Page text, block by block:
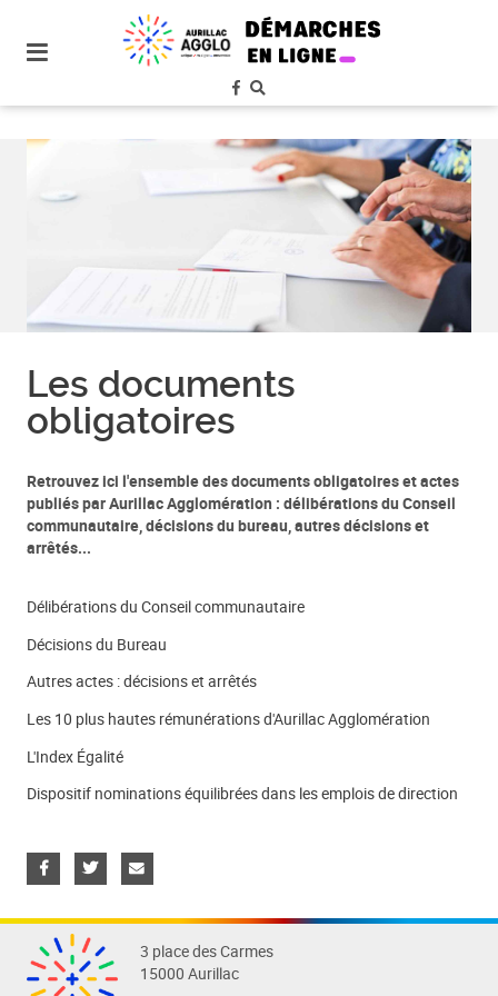
site
menu
Les documents
obligatoires
Retrouvez ici l'ensemble des documents obligatoires et actes
publiés par Aurillac Agglomération : délibérations du Conseil
communautaire, décisions du bureau, autres décisions et
arrêtés...
Délibérations du Conseil communautaire
Décisions du Bureau
Autres actes : décisions et arrêtés
Les 10 plus hautes rémunérations d'Aurillac Agglomération
L'Index Égalité
Dispositif nominations équilibrées dans les emplois de direction
3 place des Carmes
15000 Aurillac